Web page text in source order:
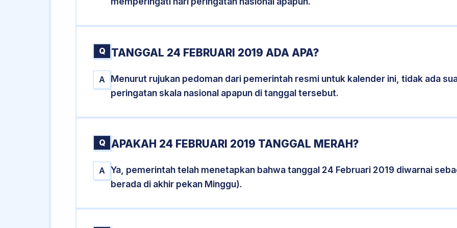
Q TANGGAL 24 FEBRUARI 2019 ADA APA?
A
Menurut rujukan pedoman dari pemerintah resmi untuk kalender ini, tidak ada
peringatan skala nasional apapun di tanggal tersebut.
Q APAKAH 24 FEBRUARI 2019 TANGGAL MERAH?
A Ya, pemerintah telah menetapkan bahwa tanggal 24 Februari 2019 diwarnai
berada di akhir pekan Minggu).